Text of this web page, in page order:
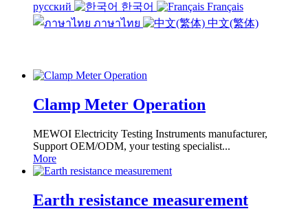
русский
한국어
Français
ภาษาไทย
中文(繁体)
Clamp Meter Operation
MEWOI Electricity Testing Instruments manufacturer,
Support OEM/ODM, your testing specialist...
More
Earth resistance measurement